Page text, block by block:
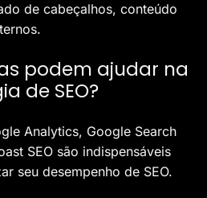
de cabeçalhos, conteúdo
podem ajudar na
de SEO?
Analytics, Google Search
SEO são indispensáveis
seu desempenho de SEO.